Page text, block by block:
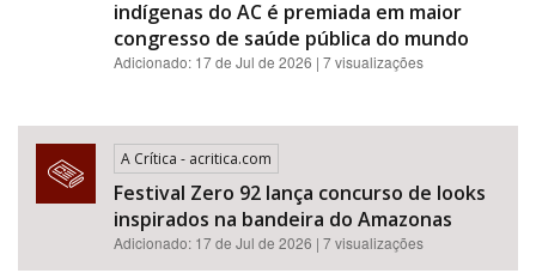
indígenas do AC é premiada em maior
congresso de saúde pública do mundo
Adicionado: 17 de Jul de 2026 | 7 visualizações
A Crítica - acritica.com
Festival Zero 92 lança concurso de looks
inspirados na bandeira do Amazonas
Adicionado: 17 de Jul de 2026 | 7 visualizações